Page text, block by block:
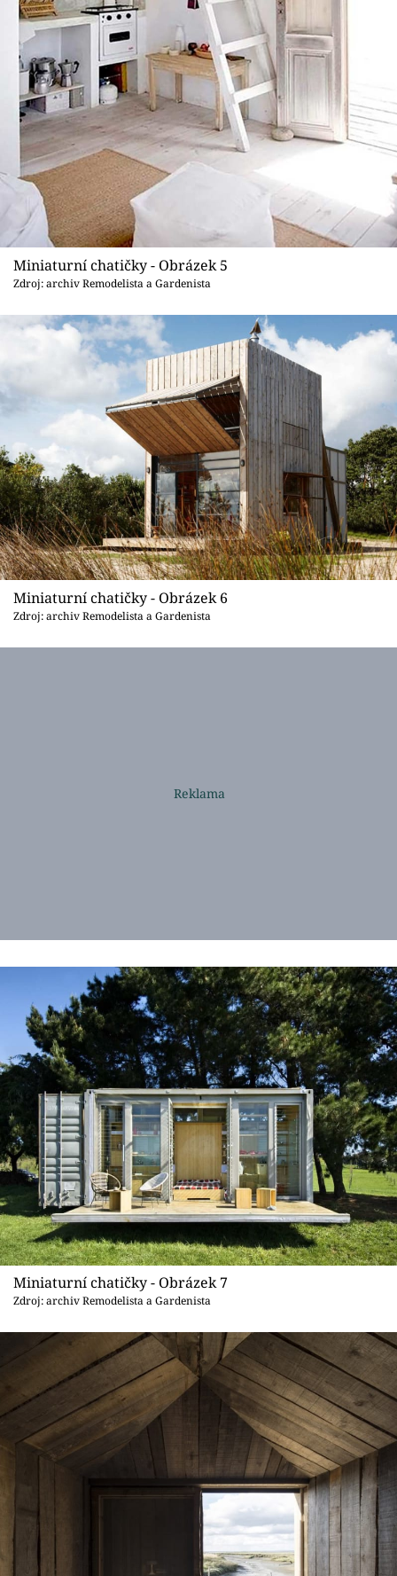
Miniaturní chatičky - Obrázek 5
Zdroj: archiv Remodelista a Gardenista
Miniaturní chatičky - Obrázek 6
Zdroj: archiv Remodelista a Gardenista
Miniaturní chatičky - Obrázek 7
Zdroj: archiv Remodelista a Gardenista